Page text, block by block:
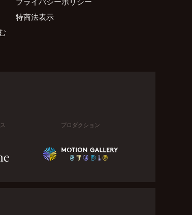
特商法表示
プロダクション